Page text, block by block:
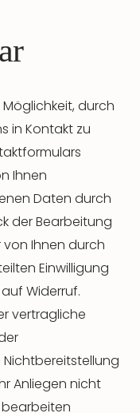
durch
in Kontakt zu
Ihnen
Daten durch
der Bearbeitung
Ihnen durch
Einwilligung
auf Widerruf.
vertragliche
Anliegen nicht